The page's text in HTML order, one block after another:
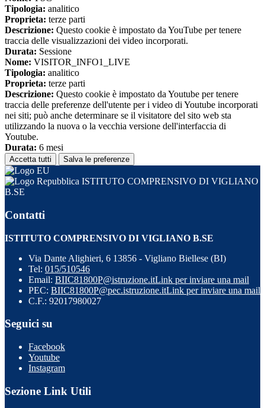
Tipologia: analitico
Proprieta: terze parti
Descrizione: Questo cookie è impostato da YouTube per tenere
traccia delle visualizzazioni dei video incorporati.
Durata: Sessione
Nome: VISITOR_INFO1_LIVE
Tipologia: analitico
Proprieta: terze parti
Descrizione: Questo cookie è impostato da Youtube per tenere
traccia delle preferenze dell'utente per i video di Youtube incorporati
nei siti; può anche determinare se il visitatore del sito web sta
utilizzando la nuova o la vecchia versione dell'interfaccia di
Youtube.
Durata: 6 mesi
Accetta tutti Salva le preferenze
ISTITUTO COMPRENSIVO DI VIGLIANO
B.SE
Contatti
ISTITUTO COMPRENSIVO DI VIGLIANO B.SE
Via Dante Alighieri, 6 13856 - Vigliano Biellese (BI)
Tel: 015/510546
Email: BIIC81800P@istruzione.itLink per inviare una mail
PEC: BIIC81800P@pec.istruzione.itLink per inviare una mail
C.F.: 92017980027
Seguici su
Facebook
Youtube
Instagram
Sezione Link Utili